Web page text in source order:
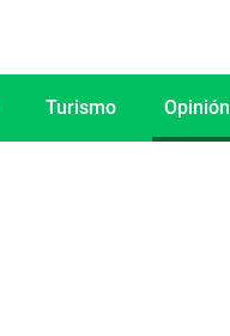
Turismo Opinión